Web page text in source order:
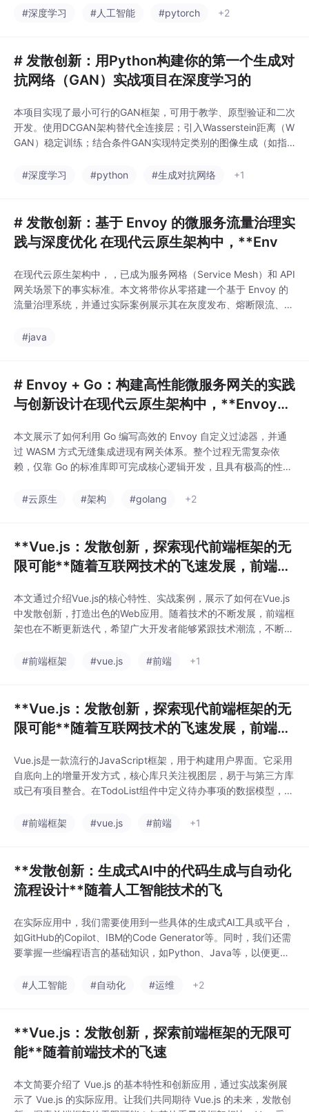
sk FastApI封装API服务；在边缘设备如Jetson Nano上部署推理
#深度学习 #人工智能 #pytorch +2
# 发散创新：用Python构建你的第一个生成对
抗网络（GAN）实战项目在深度学习的
本项目实现了最小可行的GAN框架，可用于教学、原型验证和二次
开发。使用DCGAN架构替代全连接层；引入Wasserstein距离（W
GAN）稳定训练；结合条件GAN实现特定类别的图像生成（如指
通”，而要深入理解每一步背后的数学逻辑与工程权衡。这才是真
#深度学习 #python #生成对抗网络 +1
# 发散创新：基于 Envoy 的微服务流量治理实
践与深度优化 在现代云原生架构中，**Env
在现代云原生架构中，，已成为服务网格（Service Mesh）和 API
网关场景下的事实标准。本文将带你从零搭建一个基于 Envoy 的
流量治理系统，并通过实际案例展示其在灰度发布、熔断限流、链
#java
# Envoy + Go：构建高性能微服务网关的实践
与创新设计在现代云原生架构中，**Envoy**
本文展示了如何利用 Go 编写高效的 Envoy 自定义过滤器，并通
过 WASM 方式无缝集成进现有网关体系。整个过程无需复杂依
赖，仅靠 Go 的标准库即可完成核心逻辑开发，且具有极高的性能
现限流、熔断、日志埋点等通用功能。📌 最佳实践提示：每个插
#云原生 #架构 #golang +2
**Vue.js：发散创新，探索现代前端框架的无
限可能**随着互联网技术的飞速发展，前端框
本文通过介绍Vue.js的核心特性、实战案例，展示了如何在Vue.js
中发散创新，打造出色的Web应用。随着技术的不断发展，前端框
架也在不断更新迭代，希望广大开发者能够紧跟技术潮流，不断学
术的飞速发展，前端框架日新月异，其中Vue.js以其简洁、灵活、
#前端框架 #vue.js #前端 +1
**Vue.js：发散创新，探索现代前端框架的无
限可能**随着互联网技术的飞速发展，前端框
Vue.js是一款流行的JavaScript框架，用于构建用户界面。它采用
自底向上的增量开发方式，核心库只关注视图层，易于与第三方库
或已有项目整合。在TodoList组件中定义待办事项的数据模型，并
框架，具有丰富的特性和广泛的应用场景。通过本文的介绍，希望
#前端框架 #vue.js #前端 +1
**发散创新：生成式AI中的代码生成与自动化
流程设计**随着人工智能技术的飞
在实际应用中，我们需要使用到一些具体的生成式AI工具或平台，
如GitHub的Copilot、IBM的Code Generator等。同时，我们还需
要掌握一些编程语言的基础知识，如Python、Java等，以便更好
生成式AI在代码生成和自动化流程设计方面的创新应用，并结合实
#人工智能 #自动化 #运维 +2
**Vue.js：发散创新，探索前端框架的无限可
能**随着前端技术的飞速
本文简要介绍了 Vue.js 的基本特性和创新应用，通过实战案例展
示了 Vue.js 的实际应用。让我们共同期待 Vue.js 的未来，发散创